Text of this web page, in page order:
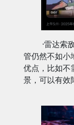
·雷达索
管仍然不如小
优点，比如不
景，可以有效